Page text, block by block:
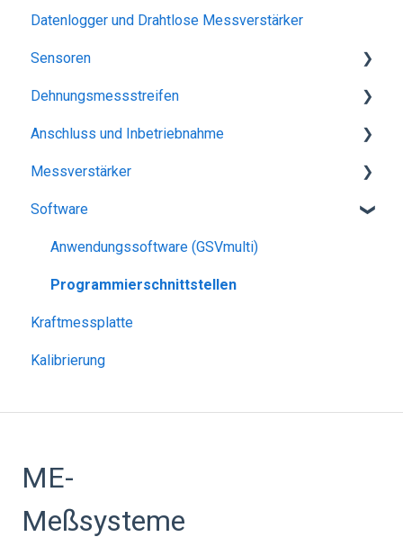
Datenlogger und Drahtlose Messverstärker
Sensoren
Genauigkeit
Technische Daten
Kalibrierung
Messaufbau
Dehnungsmessstreifen
Grundlagen
Anwendungen
Datenblätter
Konfiguration des Messverstärkers
Anschluss und Inbetriebnahme
Fehlersuche
Schnittstelle
Messverstärker
USB
bluetooth
Software
Anwendungssoftware (GSVmulti)
Programmierschnittstellen
Kraftmessplatte
Kalibrierung
ME-
Meßsysteme